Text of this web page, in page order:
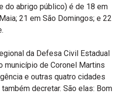
do abrigo público) é de 18 em
21 em São Domingos; e 22
da Defesa Civil Estadual
município de Coronel Martins
e outras quatro cidades
decretar. São elas: Bom